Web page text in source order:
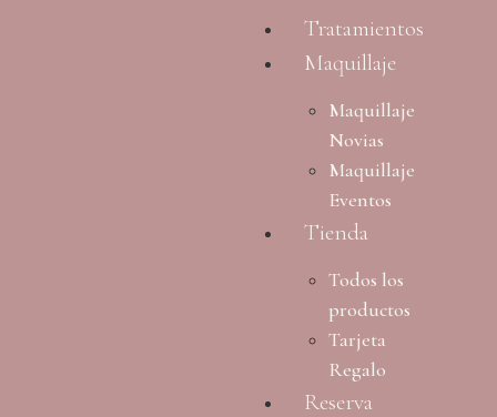
Tratamientos
Maquillaje
Maquillaje
Novias
Maquillaje
Eventos
Tienda
Todos los
productos
Tarjeta
Regalo
Reserva